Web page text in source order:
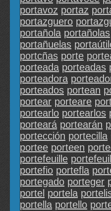
portavoz portaz
portazguero
portañola portañolas
portañuelas
portcñas porte
porteada porteadas
porteadora
porteados portean
portear porteare
portearlo portearlos
porteará portearán
portección portecilla
portee porteen
portefeuille
portefio portefla
portegado porteger
portel portela
portella portello